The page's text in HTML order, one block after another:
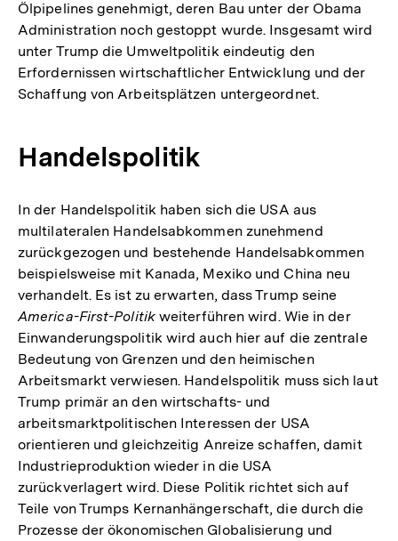
Ölpipelines genehmigt, deren Bau unter der Obama
Administration noch gestoppt wurde. Insgesamt wird
unter Trump die Umweltpolitik eindeutig den
Erfordernissen wirtschaftlicher Entwicklung und der
Schaffung von Arbeitsplätzen untergeordnet.
Handelspolitik
In der Handelspolitik haben sich die USA aus
multilateralen Handelsabkommen zunehmend
zurückgezogen und bestehende Handelsabkommen
beispielsweise mit Kanada, Mexiko und China neu
verhandelt. Es ist zu erwarten, dass Trump seine
America-First-Politikweiterführen wird. Wie in der
Einwanderungspolitik wird auch hier auf die zentrale
Bedeutung von Grenzen und den heimischen
Arbeitsmarkt verwiesen. Handelspolitik muss sich laut
Trump primär an den wirtschafts- und
arbeitsmarktpolitischen Interessen der USA
orientieren und gleichzeitig Anreize schaffen, damit
Industrieproduktion wieder in die USA
zurückverlagert wird. Diese Politik richtet sich auf
Teile von Trumps Kernanhängerschaft, die durch die
Prozesse der ökonomischen Globalisierung und